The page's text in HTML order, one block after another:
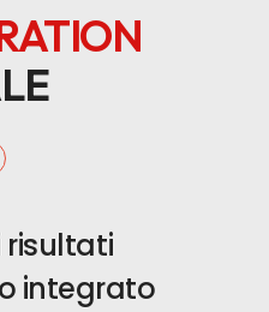
risultati
integrato